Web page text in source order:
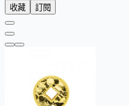
收藏 訂閱